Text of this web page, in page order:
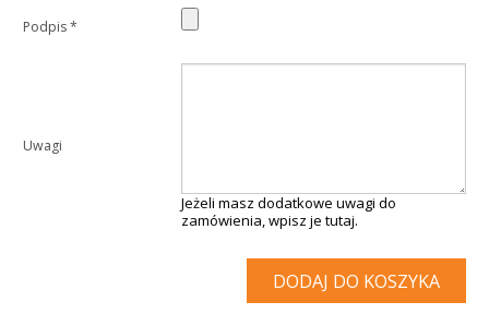
Podpis*
Uwagi
Jeżeli masz dodatkowe uwagi do
zamówienia, wpisz je tutaj.
DODAJ DO KOSZYKA